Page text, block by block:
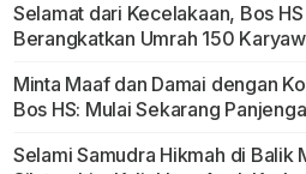
Selamat dari Kecelakaan, Bos
Berangkatkan Umrah 150
Minta Maaf dan Damai dengan
Bos HS: Mulai Sekarang
Selami Samudra Hikmah di Balik